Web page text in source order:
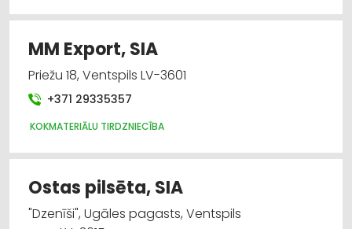
MM Export, SIA
Priežu 18, Ventspils LV-3601
+371 29335357
KOKMATERIĀLU TIRDZNIECĪBA
Ostas pilsēta, SIA
"Dzenīši", Ugāles pagasts, Ventspils